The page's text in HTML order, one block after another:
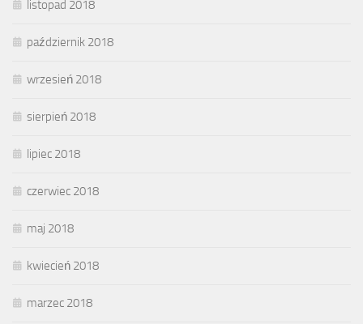
listopad 2018
październik 2018
wrzesień 2018
sierpień 2018
lipiec 2018
czerwiec 2018
maj 2018
kwiecień 2018
marzec 2018